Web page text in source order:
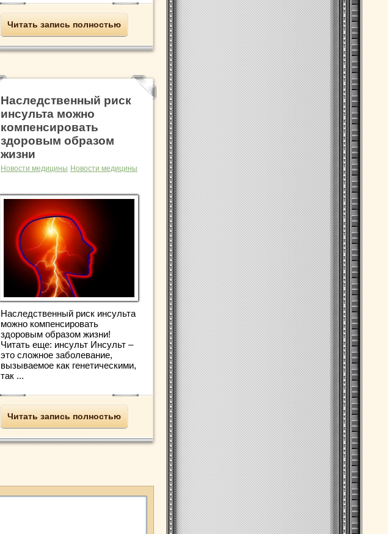
Читать запись полностью
Наследственный риск
инсульта можно
компенсировать
здоровым образом
жизни
Новости медицины Новости медицины
Наследственный риск инсульта
можно компенсировать
здоровым образом жизни!
Читать еще: инсульт Инсульт –
это сложное заболевание,
вызываемое как генетическими,
так ...
Читать запись полностью